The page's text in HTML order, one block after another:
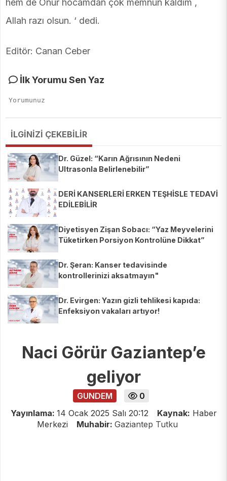
hem de Onur hocamdan çok memnun kaldım ,
Allah razı olsun. ‘ dedi.
Editör: Canan Ceber
İlk Yorumu Sen Yaz
İLGİNİZİ ÇEKEBİLİR
Dr. Güzel: “Karın Ağrısının Nedeni
Ultrasonla Belirlenebilir”
DERİ KANSERLERİ ERKEN TEŞHİSLE TEDAVİ
EDİLEBİLİR
Diyetisyen Zişan Sobacı: “Yaz Meyvelerini
Tüketirken Porsiyon Kontrolüne Dikkat”
Dr. Şeran: Kanser tedavisinde
kontrollerinizi aksatmayın"
Dr. Evirgen: Yazın gizli tehlikesi kapıda:
Enfeksiyon vakaları artıyor!
Naci Görür Gaziantep’e
geliyor
GUNDEM
0
Yayınlama: 14 Ocak 2025 Salı 20:12 Kaynak: Haber
Merkezi
Muhabir: Gaziantep Tutku